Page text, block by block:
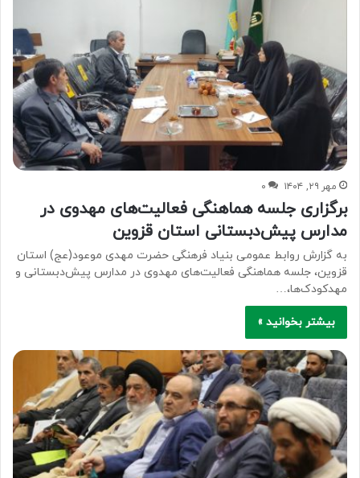
مهر ۲۹, ۱۴۰۴ ۰
برگزاری جلسه هماهنگی فعالیت‌های مهدوی در
مدارس پیش‌دبستانی استان قزوین
به گزارش روابط عمومی بنیاد فرهنگی حضرت مهدی موعود(عج) استان
قزوین، جلسه هماهنگی فعالیت‌های مهدوی در مدارس پیش‌دبستانی و
مهدکودک‌ها،…
بیشتر بخوانید »